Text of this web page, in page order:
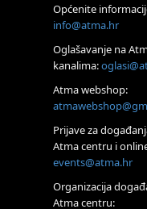
Upisi u program
generacija kreće 25.08.
Online
Škola BaZi – put
Visoko
Alemka Dauskardt –
konstelacija
Online
SPAVAJ… Priče za
Općenite
info@atma.hr
Oglašavanje na
kanalima:
Atma webshop:
Prijave za
Atma centru i
events@atma.hr
Organizacija
Atma centru: